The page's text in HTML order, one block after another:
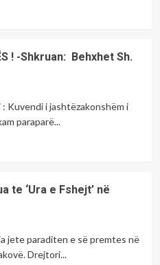
! -Shkruan: Behxhet Sh.
i jashtëzakonshëm i
paraparë...
te ‘Ura e Fshejt’ në
jete paraditen e së premtes në
Drejtori...